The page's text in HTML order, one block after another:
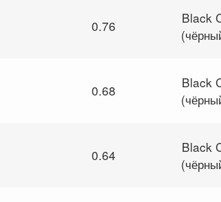
0.76
Black
0.68
Black
0.64
Black